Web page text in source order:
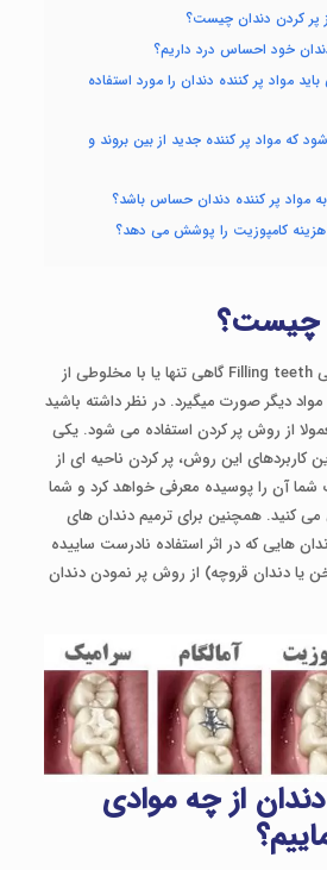
کردن دندان چیست؟
خود احساس درد داریم؟
مواد پر کننده دندان را مورد استفاده
که مواد پر کننده جدید از بین بروند و
مواد پر کننده دندان حساس باشد؟
هزینه کامپوزیت را پوشش می دهد؟
چیست؟
یا به انگلیسی Filling teeth گاهی تنها یا با مخلوطی از
دیگر صورت میگیرد. در نظر داشته باشید
از روش پر کردن استفاده می شود. یکی
کاربردهای این روش، پر کردن ناحیه ای از
آن را پوسیده معرفی خواهد کرد و شما
می کنید. همچنین برای ترمیم دندان های
هایی که در اثر استفاده نادرست ساییده
یا دندان قروچه) از روش پر نمودن دندان
از چه موادی